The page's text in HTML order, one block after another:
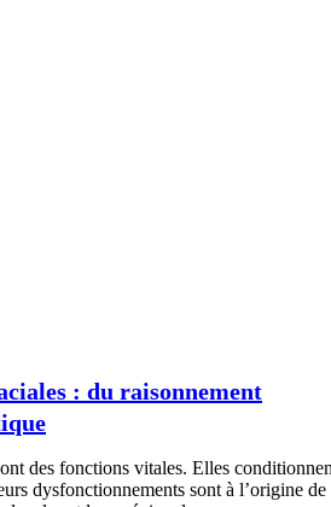
: du raisonnement
des fonctions vitales. Elles
dysfonctionnements sont à l’origine de